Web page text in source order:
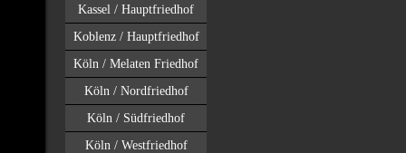
Kassel / Hauptfriedhof
Koblenz / Hauptfriedhof
Köln / Melaten Friedhof
Köln / Nordfriedhof
Köln / Südfriedhof
Köln / Westfriedhof